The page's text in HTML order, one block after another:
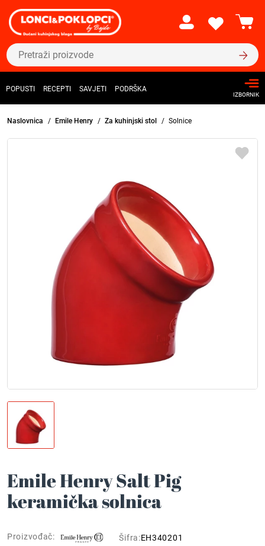
POPUSTI RECEPTI SAVJETI PODRŠKA
IZBORNIK
Naslovnica Emile Henry Za kuhinjski stol Solnice
Emile Henry Salt Pig
keramička solnica
Proizvođač: Šifra:EH340201